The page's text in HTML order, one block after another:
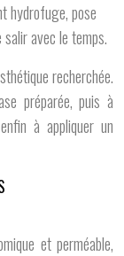
hydrofuge, pose
avec le temps.
recherchée.
préparée, puis à
à appliquer un
et perméable,